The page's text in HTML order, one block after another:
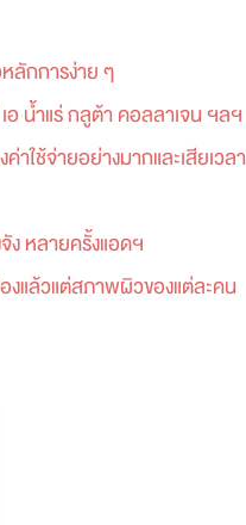
ลักการง่าย ๆ
อ น้ำแร่ กลูต้า คอลลาเจน ฯลฯ
ใช้จ่ายอย่างมากและเสียเวลา
หลายครั้งแอดฯ
งแล้วแต่สภาพผิวของแต่ละคน